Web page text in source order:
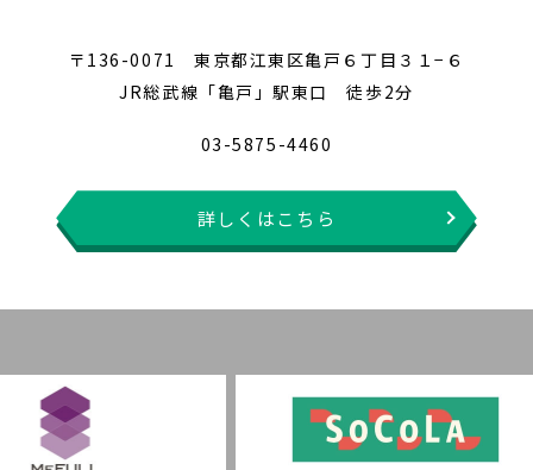
〒136-0071 東京都江東区亀戸６丁目３１−６
JR総武線「亀戸」駅東口 徒歩2分
03-5875-4460
詳しくはこちら